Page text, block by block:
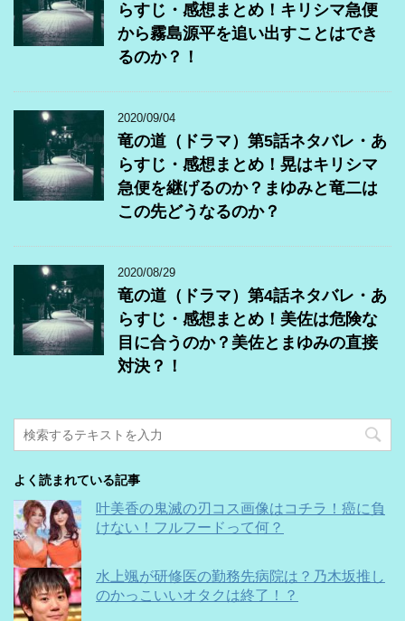
らすじ・感想まとめ！キリシマ急便
から霧島源平を追い出すことはでき
るのか？！
2020/09/04
竜の道（ドラマ）第5話ネタバレ・あ
らすじ・感想まとめ！晃はキリシマ
急便を継げるのか？まゆみと竜二は
この先どうなるのか？
2020/08/29
竜の道（ドラマ）第4話ネタバレ・あ
らすじ・感想まとめ！美佐は危険な
目に合うのか？美佐とまゆみの直接
対決？！
よく読まれている記事
叶美香の鬼滅の刃コス画像はコチラ！癌に負
けない！フルフードって何？
水上颯が研修医の勤務先病院は？乃木坂推し
のかっこいいオタクは終了！？